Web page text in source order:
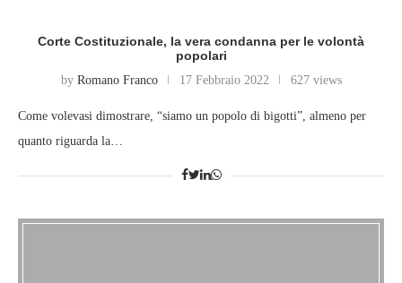
Corte Costituzionale, la vera condanna per le volontà
popolari
by Romano Franco 17 Febbraio 2022 627 views
Come volevasi dimostrare, “siamo un popolo di bigotti”, almeno per
quanto riguarda la…